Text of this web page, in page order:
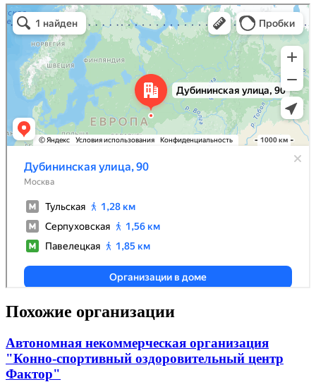
Похожие организации
Автономная некоммерческая организация
"Конно-спортивный оздоровительный центр
Фактор"